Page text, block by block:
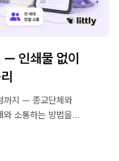
— 인쇄물 없이
까지 — 종교단체와
소통하는 방법을